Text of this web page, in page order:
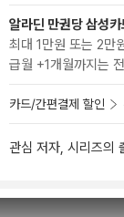
알라딘 만권당 삼성
최대 1만원 또는 2
급월 +1개월까지는
카드/간편결제 할인
관심 저자, 시리즈의